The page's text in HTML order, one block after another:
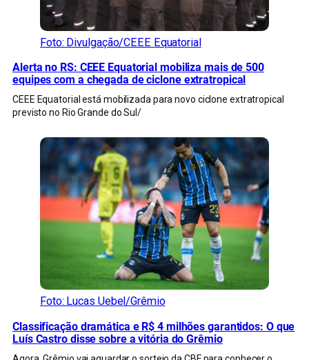
Foto: Divulgação/CEEE Equatorial
Alerta no RS: CEEE Equatorial mobiliza mais de 500
equipes com a chegada de ciclone extratropical
CEEE Equatorial está mobilizada para novo ciclone extratropical
previsto no Rio Grande do Sul/
Foto: Lucas Uebel/Grêmio
Classificação dramática e R$ 4 milhões garantidos: O que
Luís Castro disse sobre a vitória do Grêmio